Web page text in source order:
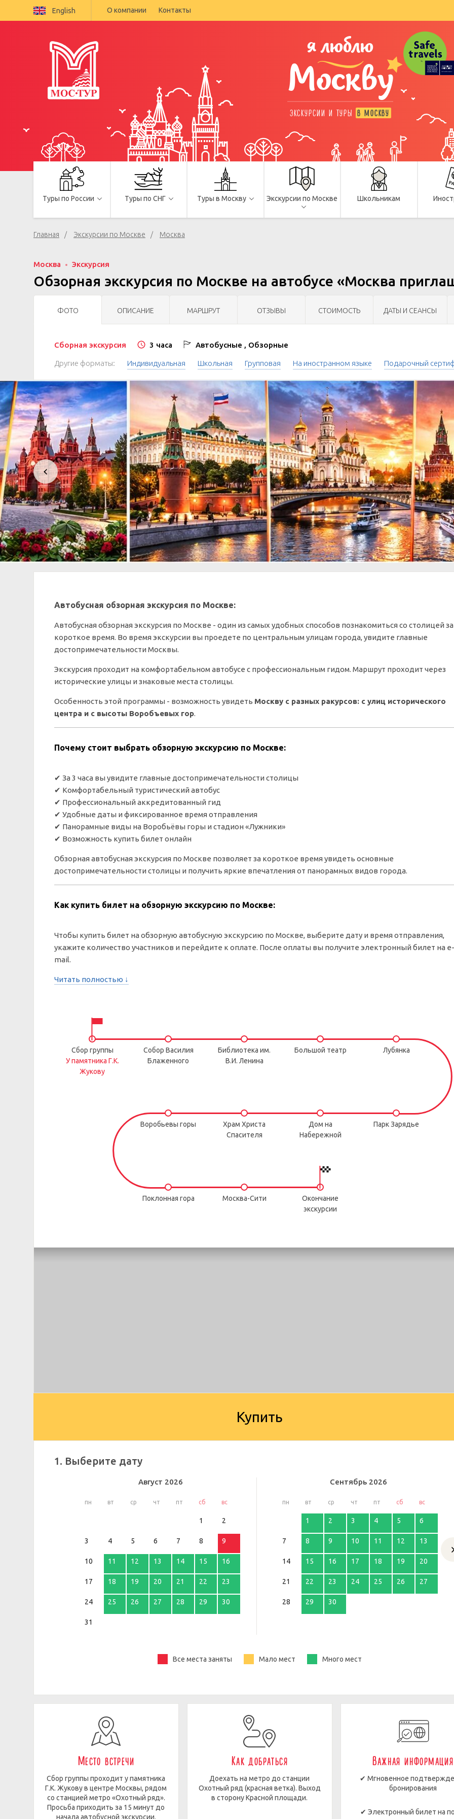
English О компании Контакты
я люблю
Москву
ЭКСКУРСИИ И ТУРЫ В МОСКВУ
Туры по России Туры по СНГ Туры в Москву Экскурсии по Москве Школьникам
Главная Экскурсии по Москве Москва
Москва Экскурсия
Обзорная экскурсия по Москве на автобусе «Москва
ФОТО ОПИСАНИЕ МАРШРУТ ОТЗЫВЫ СТОИМОСТЬ ДАТЫ И СЕАНСЫ
Сборная экскурсия 3 часа Автобусные , Обзорные
Другие форматы: Индивидуальная Школьная Групповая На иностранном языке Подарочный
Автобусная обзорная экскурсия по Москве:
Автобусная обзорная экскурсия по Москве - один из самых удобных способов познакомиться со столицей за
короткое время. Во время экскурсии вы проедете по центральным улицам города, увидите главные
достопримечательности Москвы.
Экскурсия проходит на комфортабельном автобусе с профессиональным гидом. Маршрут проходит через
исторические улицы и знаковые места столицы.
Особенность этой программы - возможность увидеть Москву с разных ракурсов: с улиц исторического
центра и с высоты Воробъевых гор.
Почему стоит выбрать обзорную экскурсию по Москве:
✔ За 3 часа вы увидите главные достопримечательности столицы
✔ Комфортабельный туристический автобус
✔ Профессиональный аккредитованный гид
✔ Удобные даты и фиксированное время отправления
✔ Панорамные виды на Воробьёвы горы и стадион «Лужники»
✔ Возможность купить билет онлайн
Обзорная автобусная экскурсия по Москве позволяет за короткое время увидеть основные
достопримечательности столицы и получить яркие впечатления от панорамных видов города.
Как купить билет на обзорную экскурсию по Москве:
Чтобы купить билет на обзорную автобусную экскурсию по Москве, выберите дату и время отправления,
укажите количество участников и перейдите к оплате. После оплаты вы получите электронный билет на e-
mail.
Читать полностью ↓
Сбор группы
У памятника Г.К.
Жукову
Собор Василия
Блаженного
Библиотека им.
В.И. Ленина
Большой театр Лубянка
Парк Зарядье
Дом на
Набережной
Храм Христа
Спасителя
Воробьевы горы
Поклонная гора Москва-Сити
Окончание
экскурсии
Купить
1. Выберите дату
Август 2026
пн вт ср чт пт сб вс
1 2
3 4 5 6 7 8 9
10 11 12 13 14 15 16
17 18 19 20 21 22 23
24 25 26 27 28 29 30
31
Сентябрь 2026
пн вт ср чт пт сб вс
1 2 3 4 5 6
7 8 9 10 11 12 13
14 15 16 17 18 19 20
21 22 23 24 25 26 27
28 29 30
Все места заняты Мало мест Много мест
Место встречи
Сбор группы проходит у памятника
Г.К. Жукову в центре Москвы, рядом
со станцией метро «Охотный ряд».
Просьба приходить за 15 минут до
начала автобусной экскурсии.
Как добраться
Доехать на метро до станции
Охотный ряд (красная ветка). Выход
в сторону Красной площади.
Важная информация
✔ Мгновенное
бронирования
✔ Электронный билет на